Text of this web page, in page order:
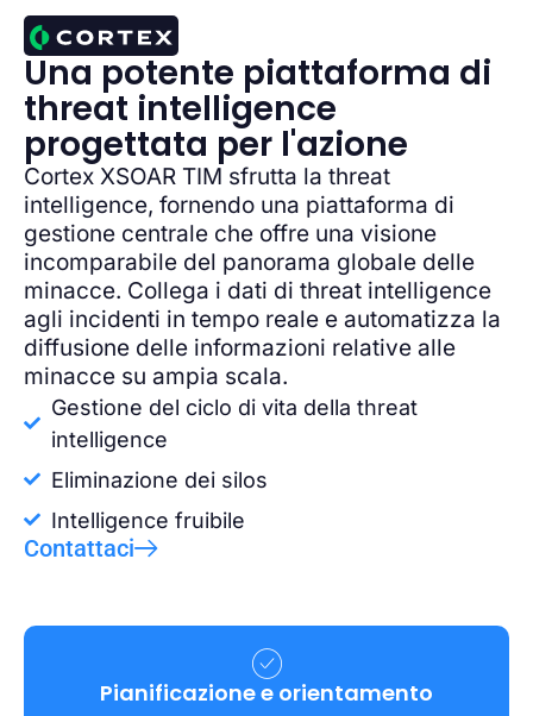
Una potente piattaforma di
threat intelligence
progettata per l'azione
Cortex XSOAR TIM sfrutta la threat
intelligence, fornendo una piattaforma di
gestione centrale che offre una visione
incomparabile del panorama globale delle
minacce. Collega i dati di threat intelligence
agli incidenti in tempo reale e automatizza la
diffusione delle informazioni relative alle
minacce su ampia scala.
Gestione del ciclo di vita della threat
intelligence
Eliminazione dei silos
Intelligence fruibile
Contattaci
Pianificazione e orientamento